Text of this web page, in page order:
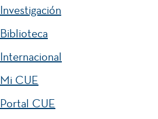
Investigación
Biblioteca
Internacional
Mi CUE
Portal CUE